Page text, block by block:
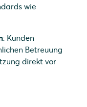
wie
: Kunden
Betreuung
direkt vor